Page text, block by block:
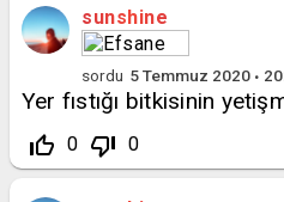
sunshine
sordu 5 Temmuz 2020
Yer fıstığı bitkisinin
thumb_up_off_alt 0 thumb_down_off_alt 0